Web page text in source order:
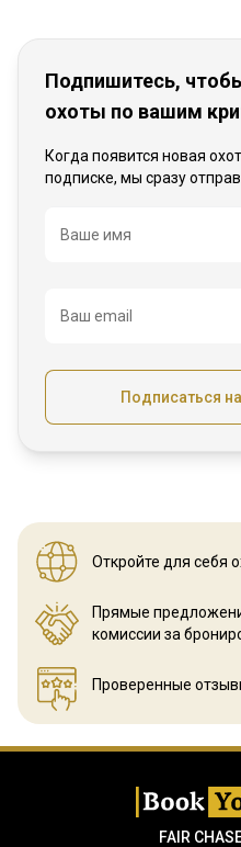
Подпишитесь,
охоты по вашим
Когда появится новая
подписке, мы сразу
Название
Ваше имя
Ваш email
Подписаться
Откройте для себя
Прямые
комиссии за
Проверенные
FAIR